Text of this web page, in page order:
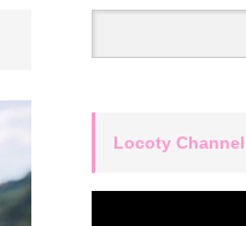
Locoty Channel